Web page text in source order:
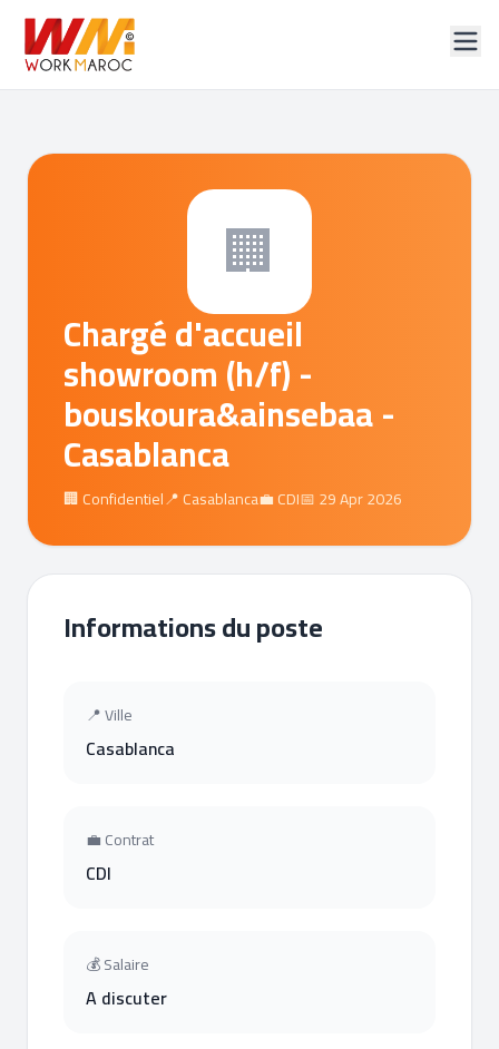
🏢
Chargé d'accueil
showroom (h/f) -
bouskoura&ainsebaa -
Casablanca
🏢 Confidentiel📍 Casablanca💼 CDI📅 29 Apr 2026
Informations du poste
📍 Ville
Casablanca
💼 Contrat
CDI
💰 Salaire
A discuter